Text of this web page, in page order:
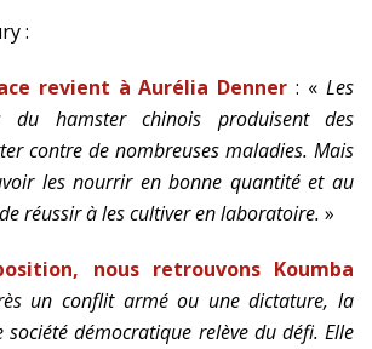
:
revient à Aurélia Denner : «Les
du hamster chinois produisent des
contre de nombreuses maladies. Mais
les nourrir en bonne quantité et au
réussir à les cultiver en laboratoire. »
nous retrouvons Koumba
un conflit armé ou une dictature, la
société démocratique relève du défi. Elle